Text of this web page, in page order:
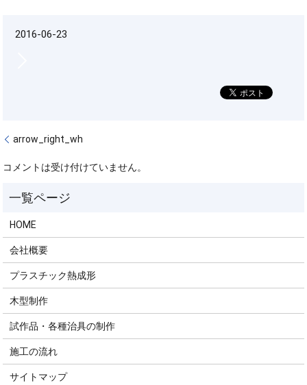
2016-06-23
arrow_right_wh
コメントは受け付けていません。
HOME
会社概要
プラスチック熱成形
木型制作
試作品・各種治具の制作
施工の流れ
サイトマップ